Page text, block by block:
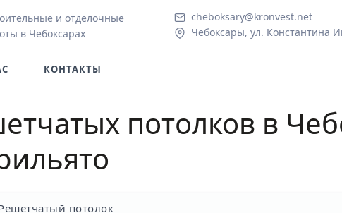
и отделочные
в Чебоксарах
cheboksary@kronvest.net
Чебоксары, ул. Константина
КОНТАКТЫ
потолков в
потолок